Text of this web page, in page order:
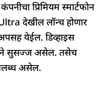
प्रिमियम स्मार्टफोन
देखील लॉन्च होणार
येईल. डिव्हाइस
ने सुसज्ज असेल. तसेच
असेल.